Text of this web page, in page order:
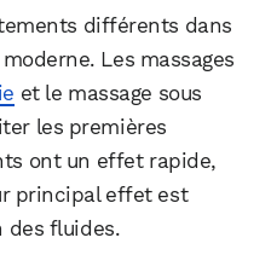
différents dans
Les massages
et le massage sous
les premières
ont un effet rapide,
principal effet est
des fluides.
X LinkedIn